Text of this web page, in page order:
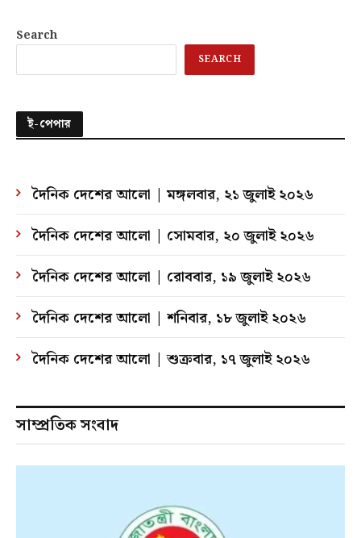
Search
SEARCH
ই-পেপার
দৈনিক দেশের আলো | মঙ্গলবার, ২১ জুলাই ২০২৬
দৈনিক দেশের আলো | সোমবার, ২০ জুলাই ২০২৬
দৈনিক দেশের আলো | রোববার, ১৯ জুলাই ২০২৬
দৈনিক দেশের আলো | শনিবার, ১৮ জুলাই ২০২৬
দৈনিক দেশের আলো | শুক্রবার, ১৭ জুলাই ২০২৬
সাম্প্রতিক সংবাদ